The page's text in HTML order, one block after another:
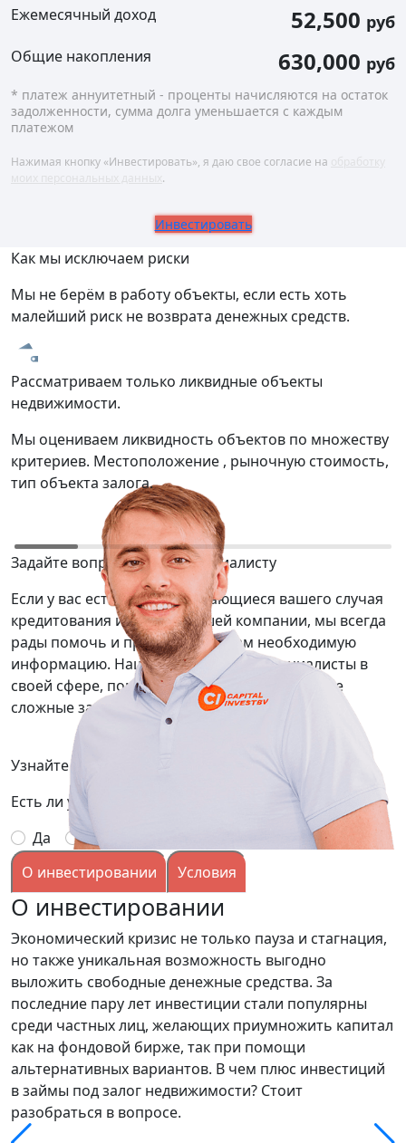
Ежемесячный доход 52,500 руб
Общие накопления 630,000 руб
* платеж аннуитетный - проценты начисляются на остаток
задолженности, сумма долга уменьшается с каждым
платежом
Нажимая кнопку «Инвестировать», я даю свое согласие на
.
Инвестировать
Как мы исключаем риски
Мы не берём в работу объекты, если есть хоть
малейший риск не возврата денежных средств.
Рассматриваем только ликвидные объекты
недвижимости.
Мы оцениваем ликвидность объектов по множеству
критериев. Местоположение , рыночную стоимость,
тип объекта залога.
Задайте вопрос нашему специалисту
Если у вас есть вопросы касающиеся вашего случая
кредитования или услуг нашей компании, мы всегда
рады помочь и предоставить вам необходимую
информацию. Наши сотрудники — специалисты в
своей сфере, помогут вам решить даже самые
сложные задачи.
Узнайте подробней условия, заполнив заявку:
Есть ли у вас опыт выдачи займов под залог?
Да
Нет
О инвестировании
Условия
О инвестировании
Экономический кризис не только пауза и стагнация,
но также уникальная возможность выгодно
выложить свободные денежные средства. За
последние пару лет инвестиции стали популярны
среди частных лиц, желающих приумножить капитал
как на фондовой бирже, так при помощи
альтернативных вариантов. В чем плюс инвестиций
в займы под залог недвижимости? Стоит
разобраться в вопросе.